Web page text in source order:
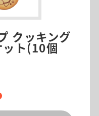
クッキング
ト(10個